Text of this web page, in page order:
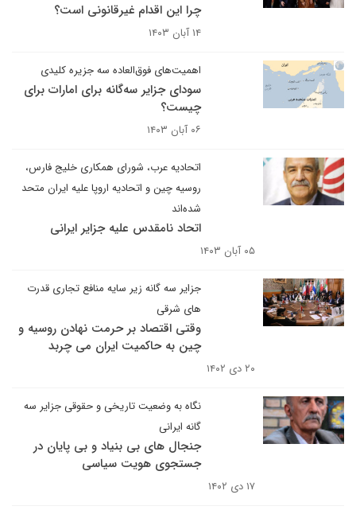
چرا این اقدام غیرقانونی است؟
۱۴ آبان ۱۴۰۳
اهمیت‌های فوق‌العاده سه جزیره کلیدی
سودای جزایر سه‌گانه برای امارات برای
چیست؟
۰۶ آبان ۱۴۰۳
اتحادیه عرب، شورای همکاری خلیج فارس،
روسیه چین و اتحادیه اروپا علیه ایران متحد
شده‌اند
اتحاد نامقدس علیه جزایر ایرانی
۰۵ آبان ۱۴۰۳
جزایر سه گانه زیر سایه منافع تجاری قدرت
های شرقی
وقتی اقتصاد بر حرمت نهادن روسیه و
چین به حاکمیت ایران می چربد
۲۰ دی ۱۴۰۲
نگاه به وضعیت تاریخی و حقوقی جزایر سه
گانه ایرانی
جنجال های بی بنیاد و بی پایان در
جستجوی هویت سیاسی
۱۷ دی ۱۴۰۲